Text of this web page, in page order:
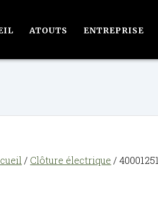
ATOUTS ENTREPRISE
/ Clôture électrique / 40001251